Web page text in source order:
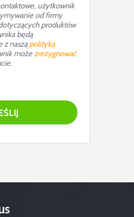
użytkownik
od firmy
produktów
będą
z nasząpolityką
możezrezygnować